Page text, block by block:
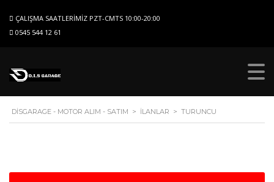
ÇALIŞMA SAATLERIMIZ PZT-CMTS 10:00-20:00
0545 544 12 61
DISGARAGE - MOTOR ALIM - SATIM > İLANLAR > TURUNCU